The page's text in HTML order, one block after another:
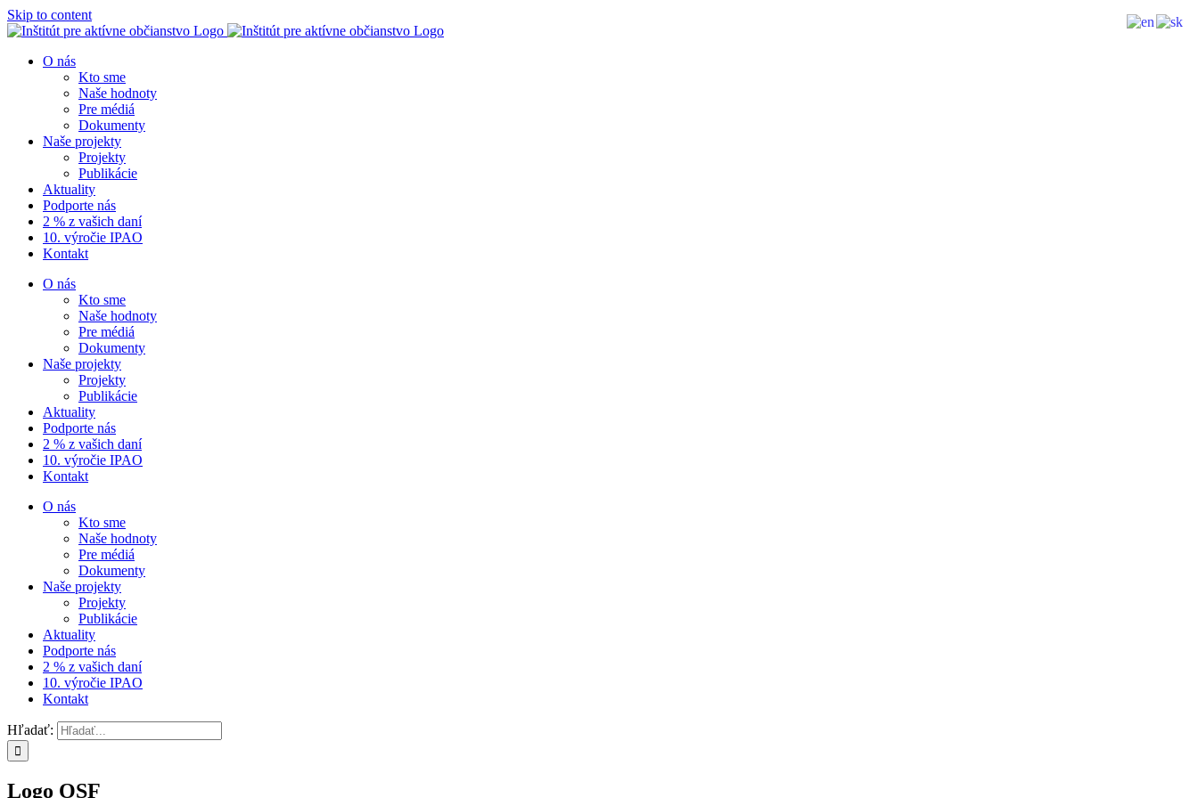
Skip to content
O nás
Kto sme
Naše hodnoty
Pre médiá
Dokumenty
Naše projekty
Projekty
Publikácie
Aktuality
Podporte nás
2 % z vašich daní
10. výročie IPAO
Kontakt
O nás
Kto sme
Naše hodnoty
Pre médiá
Dokumenty
Naše projekty
Projekty
Publikácie
Aktuality
Podporte nás
2 % z vašich daní
10. výročie IPAO
Kontakt
O nás
Kto sme
Naše hodnoty
Pre médiá
Dokumenty
Naše projekty
Projekty
Publikácie
Aktuality
Podporte nás
2 % z vašich daní
10. výročie IPAO
Kontakt
Hľadať:
Logo OSF